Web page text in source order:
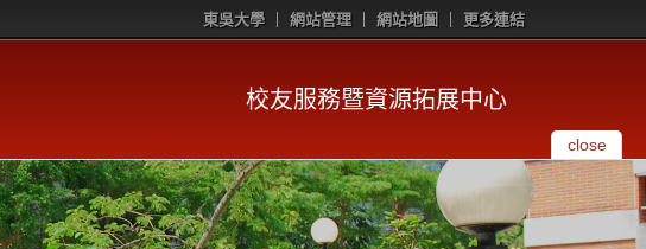
東吳大學 網站管理 網站地圖 更多連結
校友服務暨資源拓展中心
close